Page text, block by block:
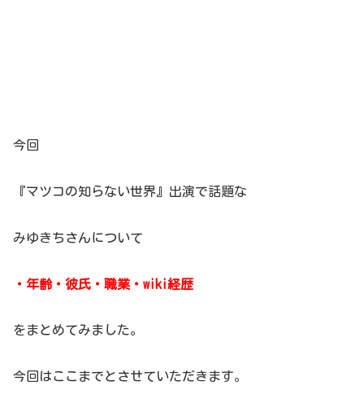
今回
『マツコの知らない世界』出演で話題な
みゆきちさんについて
・年齢・彼氏・職業・wiki経歴
をまとめてみました。
今回はここまでとさせていただきます。